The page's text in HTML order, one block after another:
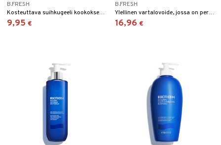
B.FRESH
Kosteuttava suihkugeeli kookoksen tuoksulla
9,95 €
B.FRESH
Ylellinen vartalovoide, jossa on persikan ja mandariinin tuoksu.
16,96 €